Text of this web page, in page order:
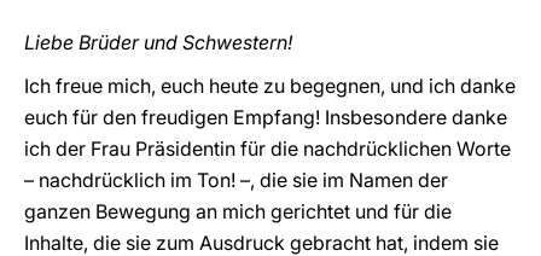
Liebe Brüder und Schwestern!
Ich freue mich, euch heute zu begegnen, und ich danke
euch für den freudigen Empfang! Insbesondere danke
ich der Frau Präsidentin für die nachdrücklichen Worte
– nachdrücklich im Ton! –, die sie im Namen der
ganzen Bewegung an mich gerichtet und für die
Inhalte, die sie zum Ausdruck gebracht hat, indem sie